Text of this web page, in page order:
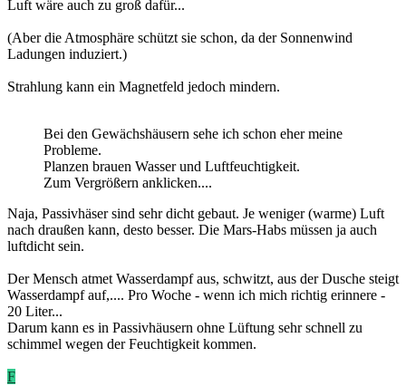
Luft wäre auch zu groß dafür...
(Aber die Atmosphäre schützt sie schon, da der Sonnenwind
Ladungen induziert.)
Strahlung kann ein Magnetfeld jedoch mindern.
Bei den Gewächshäusern sehe ich schon eher meine
Probleme.
Planzen brauen Wasser und Luftfeuchtigkeit.
Zum Vergrößern anklicken....
Naja, Passivhäser sind sehr dicht gebaut. Je weniger (warme) Luft
nach draußen kann, desto besser. Die Mars-Habs müssen ja auch
luftdicht sein.
Der Mensch atmet Wasserdampf aus, schwitzt, aus der Dusche steigt
Wasserdampf auf,.... Pro Woche - wenn ich mich richtig erinnere -
20 Liter...
Darum kann es in Passivhäusern ohne Lüftung sehr schnell zu
schimmel wegen der Feuchtigkeit kommen.
F